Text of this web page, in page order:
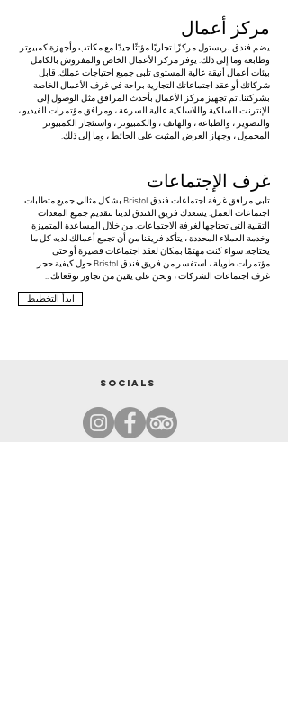
مركز أعمال
يضم فندق بريستول مركزًا تجاريًا مؤثثًا جيدًا مع مكاتب وأجهزة كمبيوتر
وطابعة وما إلى ذلك. يوفر مركز الأعمال الخاص والمفروش بالكامل
بيئات أعمال أنيقة عالية المستوى تلبي جميع احتياجات عملك. قابل
شركائك أو عقد اجتماعاتك التجارية براحة في غرف الأعمال الخاصة
بشركتنا. تم تجهيز مركز الأعمال بأحدث المرافق مثل الوصول إلى
الإنترنت السلكية واللاسلكية عالية السرعة ، ومرافق مؤتمرات الفيديو ،
والتصوير ، والطباعة ، والهاتف ، والكمبيوتر ، واستئجار الكمبيوتر
المحمول ، وجهاز العرض المثبت على الحائط ، وما إلى ذلك.
غرف الإجتماعات
تلبي مرافق غرفة اجتماعات فندق Bristol بشكل مثالي جميع متطلبات
اجتماعات العمل. يسعدك فريق الفندق لدينا بتقديم جميع المعدات
التقنية التي تحتاجها لغرفة الاجتماعات. من خلال المساعدة المتميزة
وخدمة العملاء المحددة ، يتأكد فريقنا من أن تجمع أعمالك لديه كل ما
يحتاجه. سواء كنت مهتمًا بمكان لعقد اجتماعات قصيرة أو حتى
مؤتمرات طويلة ، استفسر من فريق فندق Bristol حول كيفية حجز
غرف اجتماعات الشركات ، ونحن على يقين من تجاوز توقعاتك ..
ابدأ التخطيط
Socials